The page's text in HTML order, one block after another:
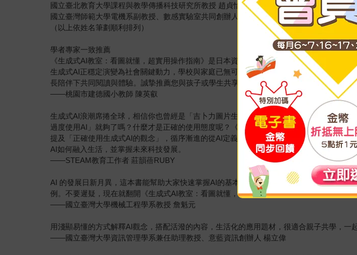
國立臺北教育大學課程與教學傳播科技研究所教授 趙貞怡
國立臺灣師範大學電機系副教授、數感實驗室共同創辦人 賴以威
（以上依姓名筆劃順利排列）
學者專家一致推薦
《生成式AI教室：看圖就懂，超實用操作指南》是日本資訊教育家鈴木老師結合深厚研究底
生成式AI正穩定演變為社會關鍵動力，學校與家庭已無可迴避。本書採「概念講解—實作
長陪伴下共同閱讀與體驗。誠摯推薦您與孩子或學生共享《生成式AI教室》，在AI加速成長
——桃園市建德國小教師 陳英叡
生成式AI浪潮席捲全球，相信你也曾經是「吉卜力圖片生成風潮」的一員。身為家長，你
過度使用AI」就夠了嗎？什麼才是正確的使用態度呢？《生成式AI教室：看圖就懂，超實
提及「正確使用生成式AI的觀念」，循序漸進的從AI定義、科技歷史沿革，到生成式AI的
AI如何融入生活，並掌握未來科技發展。
——STEAM教育工作者 莊韻蓓RUBY
AI 的發展日新月異，這本書能幫助大家快速掌握AI的基本知識，及靈活運用AI的方法。不
例。不要遲疑，現在就翻開《生成式AI教室：看圖就懂，超實用操作指南》，一起來試試看
——國立臺灣大學機械工程學系教授 詹魁元
用淺顯易懂的方式解釋AI觀念，搭配活潑的內容，生活化的應用題材，很適合親子共學，一
——國立臺灣大學資訊管理學系兼任助理教授、意藍資訊創辦人 楊立偉